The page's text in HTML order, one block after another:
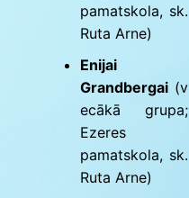
pamatskola, sk.
Ruta Arne)
Enijai
Grandbergai(v
ecākā grupa;
Ezeres
pamatskola, sk.
Ruta Arne)